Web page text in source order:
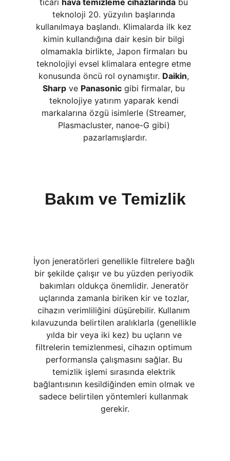
ticari hava temizleme cihazlarında bu
teknoloji 20. yüzyılın başlarında
kullanılmaya başlandı. Klimalarda ilk kez
kimin kullandığına dair kesin bir bilgi
olmamakla birlikte, Japon firmaları bu
teknolojiyi evsel klimalara entegre etme
konusunda öncü rol oynamıştır. Daikin,
Sharp ve Panasonic gibi firmalar, bu
teknolojiye yatırım yaparak kendi
markalarına özgü isimlerle (Streamer,
Plasmacluster, nanoe-G gibi)
pazarlamışlardır.
Bakım ve Temizlik
İyon jeneratörleri genellikle filtrelere bağlı
bir şekilde çalışır ve bu yüzden periyodik
bakımları oldukça önemlidir. Jeneratör
uçlarında zamanla biriken kir ve tozlar,
cihazın verimliliğini düşürebilir. Kullanım
kılavuzunda belirtilen aralıklarla (genellikle
yılda bir veya iki kez) bu uçların ve
filtrelerin temizlenmesi, cihazın optimum
performansla çalışmasını sağlar. Bu
temizlik işlemi sırasında elektrik
bağlantısının kesildiğinden emin olmak ve
sadece belirtilen yöntemleri kullanmak
gerekir.